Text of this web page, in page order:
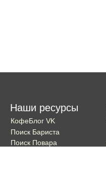
Наши ресурсы
КофеБлог VK
Поиск Бариста
Поиск Повара